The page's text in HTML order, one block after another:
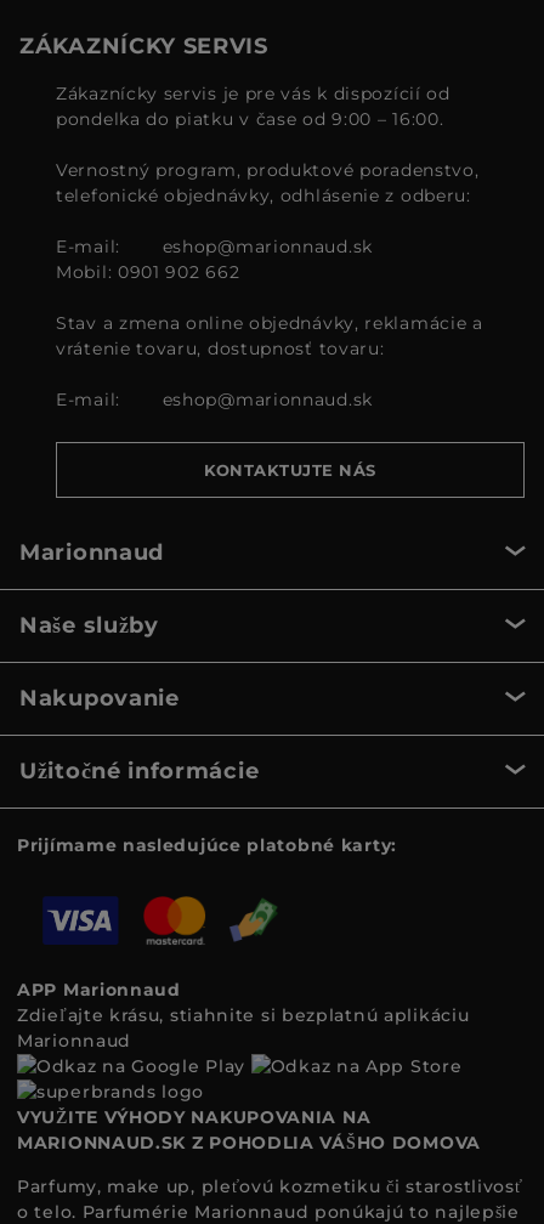
ZÁKAZNÍCKY SERVIS
Zákaznícky servis je pre vás k dispozícií od
pondelka do piatku v čase od 9:00 – 16:00.
Vernostný program, produktové poradenstvo,
telefonické objednávky, odhlásenie z odberu:
E-mail:
eshop@marionnaud.sk
Mobil: 0901 902 662
Stav a zmena online objednávky, reklamácie a
vrátenie tovaru, dostupnosť tovaru:
E-mail: eshop@marionnaud.sk
KONTAKTUJTE NÁS
Marionnaud
Naše služby
Nakupovanie
Užitočné informácie
Prijímame nasledujúce platobné karty:
APP Marionnaud
Zdieľajte krásu, stiahnite si bezplatnú aplikáciu
Marionnaud
VYUŽITE VÝHODY NAKUPOVANIA NA
MARIONNAUD.SK Z POHODLIA VÁŠHO DOMOVA
Parfumy, make up, pleťovú kozmetiku či starostlivosť
o telo. Parfumérie Marionnaud ponúkajú to najlepšie